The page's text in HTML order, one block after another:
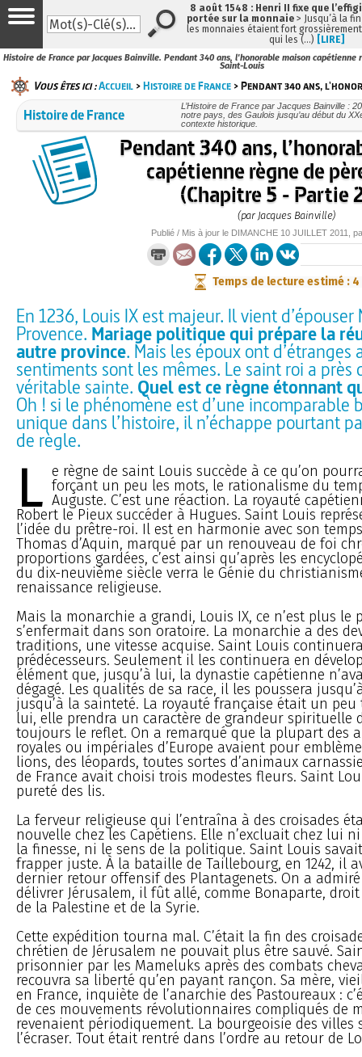
Histoire de France par Jacques Bainville. Pendant 340 ans, l'honorable maison capétienne
Saint-Louis
Vous êtes ici :Accueil >Histoire de France > Pendant 340 ans,
Histoire de France
L’Histoire de France par Jacques Bainville :
notre pays, des Gaulois jusqu’au début du
contexte historique.
Pendant 340 ans,
capétienne règne de
(Chapitre 5 - Partie
(par Jacques Bainville)
Publié / Mis à jour le DIMANCHE 10 JUILLET 2011 ,
Temps de lecture estimé : 4
En 1236, Louis IX est majeur. Il vient
Provence. Mariage politique qui prépare la
autre province. Mais les époux ont d’étranges
sentiments sont les mêmes. Le saint roi a près
véritable sainte. Quel est ce règne étonnant
Oh ! si le phénomène est d’une incomparable
unique dans l’histoire, il n’échappe pourtant
de règle.
L e règne de saint Louis succède à ce qu’on
forçant un peu les mots, le rationalisme du
Auguste. C’est une réaction. La royauté
Robert le Pieux succéder à Hugues. Saint Louis
l’idée du prêtre-roi. Il est en harmonie avec son
Thomas d’Aquin, marqué par un renouveau de foi
proportions gardées, c’est ainsi qu’après les
du dix-neuvième siècle verra le Génie du
renaissance religieuse.
Mais la monarchie a grandi, Louis IX, ce n’est plus le
s’enfermait dans son oratoire. La monarchie a des
traditions, une vitesse acquise. Saint Louis
prédécesseurs. Seulement il les continuera en
élément que, jusqu’à lui, la dynastie capétienne
dégagé. Les qualités de sa race, il les poussera
jusqu’à la sainteté. La royauté française était un peu
lui, elle prendra un caractère de grandeur spirituelle
toujours le reflet. On a remarqué que la plupart des
royales ou impériales d’Europe avaient pour
lions, des léopards, toutes sortes d’animaux
de France avait choisi trois modestes fleurs. Saint
pureté des lis.
La ferveur religieuse qui l’entraîna à des croisades
nouvelle chez les Capétiens. Elle n’excluait chez lui
la finesse, ni le sens de la politique. Saint Louis
frapper juste. À la bataille de Taillebourg, en 1242, il
dernier retour offensif des Plantagenets. On a
délivrer Jérusalem, il fût allé, comme Bonaparte, droit
de la Palestine et de la Syrie.
Cette expédition tourna mal. C’était la fin des
chrétien de Jérusalem ne pouvait plus être sauvé.
prisonnier par les Mameluks après des combats
recouvra sa liberté qu’en payant rançon. Sa mère,
en France, inquiète de l’anarchie des Pastoureaux :
de ces mouvements révolutionnaires compliqués de
revenaient périodiquement. La bourgeoisie des villes
l’écraser. Tout était rentré dans l’ordre au retour de
8 août 1548 : Henri II fixe que
portée sur la monnaie > Jusqu’à la
les monnaies étaient fort
qui les (…) [LIRE]